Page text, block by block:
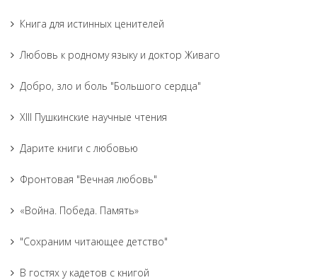
Книга для истинных ценителей
Любовь к родному языку и доктор Живаго
Добро, зло и боль "Большого сердца"
XIII Пушкинские научные чтения
Дарите книги с любовью
Фронтовая "Вечная любовь"
«Война. Победа. Память»
"Сохраним читающее детство"
В гостях у кадетов с книгой